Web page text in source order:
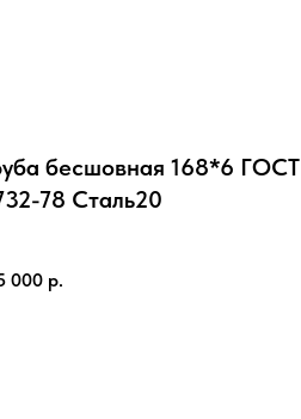
бесшовная 168*6 ГОСТ
78 Cталь20
000 р.